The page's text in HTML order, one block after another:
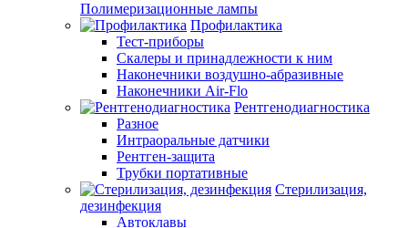
Полимеризационные лампы
Профилактика
Тест-приборы
Скалеры и принадлежности к ним
Наконечники воздушно-абразивные
Наконечники Air-Flo
Рентгенодиагностика
Разное
Интраоральные датчики
Рентген-защита
Трубки портативные
Стерилизация,
дезинфекция
Автоклавы